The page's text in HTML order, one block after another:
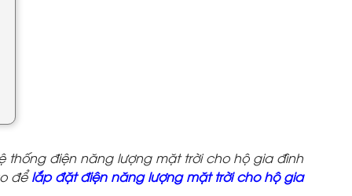
điện năng lượng mặt trời cho hộ gia đình
đểlắp đặt điện năng lượng mặt trời cho hộ gia